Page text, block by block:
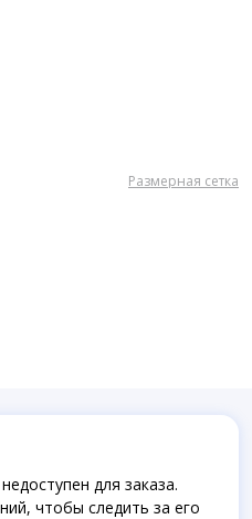
Размерная сетка
для заказа.
чтобы следить за его